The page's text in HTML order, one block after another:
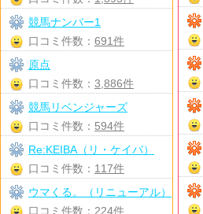
競馬ナンバー1
口コミ件数： 691件
原点
口コミ件数： 3,886件
競馬リベンジャーズ
口コミ件数： 594件
Re:KEIBA（リ・ケイバ）
口コミ件数： 117件
ウマくる。（リニューアル）
口コミ件数： 224件